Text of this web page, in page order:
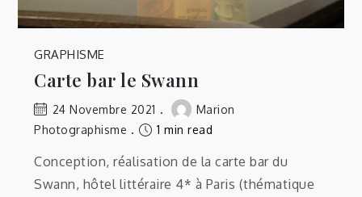
GRAPHISME
Carte bar le Swann
24 Novembre 2021
Marion
Photographisme
1 min read
Conception, réalisation de la carte bar du
Swann, hôtel littéraire 4* à Paris (thématique